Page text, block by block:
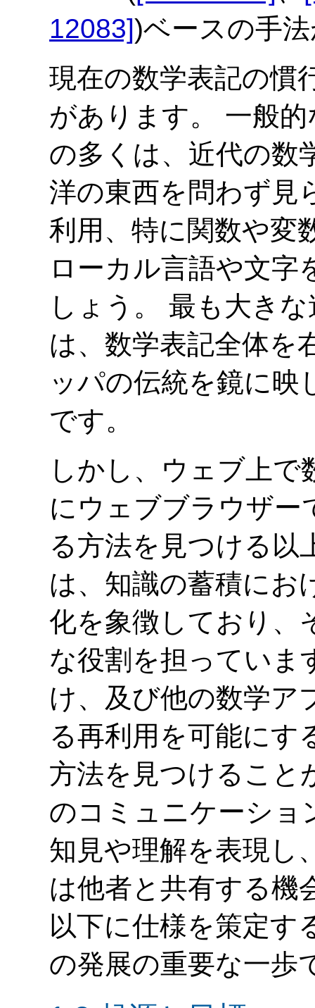
12083])ベースの手
現在の数学表記の慣
があります。 一般
の多くは、近代の数
洋の東西を問わず見
利用、特に関数や変
ローカル言語や文字
しょう。 最も大き
は、数学表記全体を
ッパの伝統を鏡に
です。
しかし、ウェブ上
にウェブブラウザー
る方法を見つける以
は、知識の蓄積にお
化を象徴しており、
な役割を担っていま
け、及び他の数学ア
る再利用を可能にす
方法を見つけること
のコミュニケーショ
知見や理解を表現し
は他者と共有する機
以下に仕様を策定す
の発展の重要な一歩